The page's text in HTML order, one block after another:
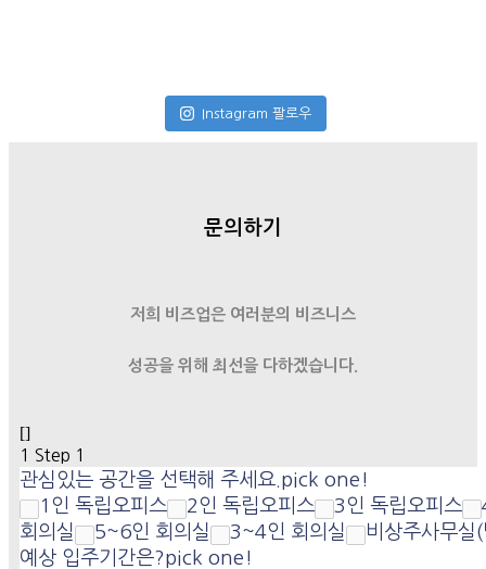
Instagram 팔로우
문의하기
저희 비즈업은 여러분의 비즈니스
성공을 위해 최선을 다하겠습니다.
[]
1 Step 1
관심있는 공간을 선택해 주세요. pick one!
1인 독립오피스
2인 독립오피스 3인 독립오피스
회의실
5~6인 회의실 3~4인 회의실
비상주사무실
예상 입주기간은?pick one!